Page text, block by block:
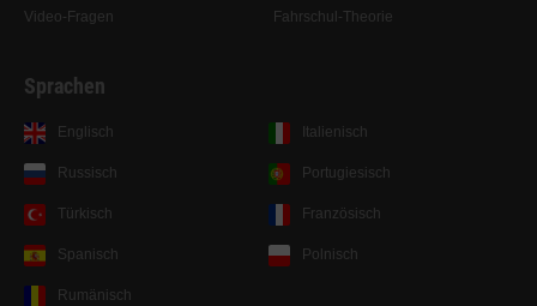
Video-Fragen Fahrschul-Theorie
Sprachen
Englisch
Russisch
Türkisch
Spanisch
Italienisch
Portugiesisch
Französisch
Polnisch
Rumänisch